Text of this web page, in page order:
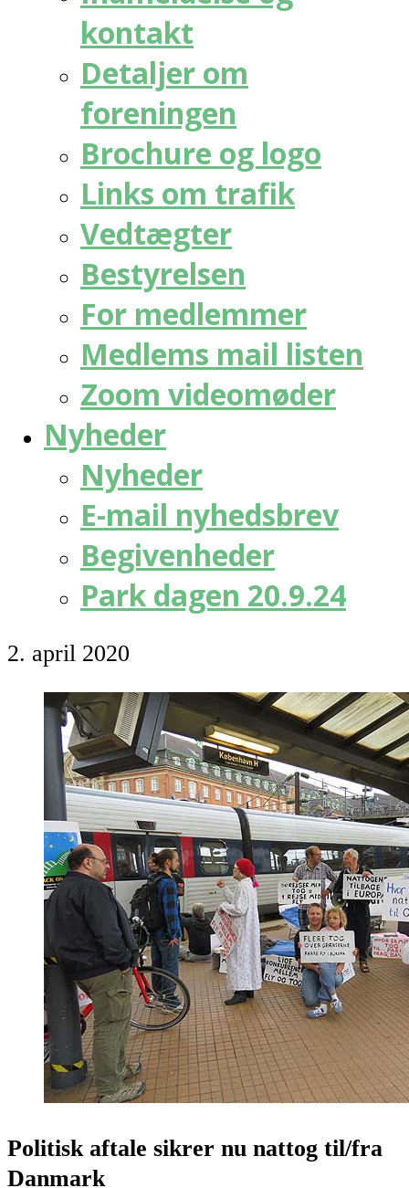
kontakt
Detaljer om
foreningen
Brochure og logo
Links om trafik
Vedtægter
Bestyrelsen
For medlemmer
Medlems mail listen
Zoom videomøder
Nyheder
Nyheder
E-mail nyhedsbrev
Begivenheder
Park dagen 20.9.24
2. april 2020
Politisk aftale sikrer nu nattog til/fra
Danmark